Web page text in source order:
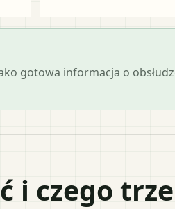
gotowa informacja o
i czego